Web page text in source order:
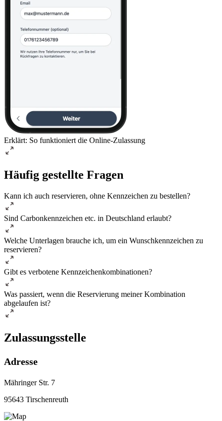
Erklärt: So funktioniert die Online-Zulassung
Häufig gestellte Fragen
Kann ich auch reservieren, ohne Kennzeichen zu bestellen?
Sind Carbonkennzeichen etc. in Deutschland erlaubt?
Welche Unterlagen brauche ich, um ein Wunschkennzeichen zu
reservieren?
Gibt es verbotene Kennzeichenkombinationen?
Was passiert, wenn die Reservierung meiner Kombination
abgelaufen ist?
Zulassungsstelle
Adresse
Mähringer Str. 7
95643 Tirschenreuth